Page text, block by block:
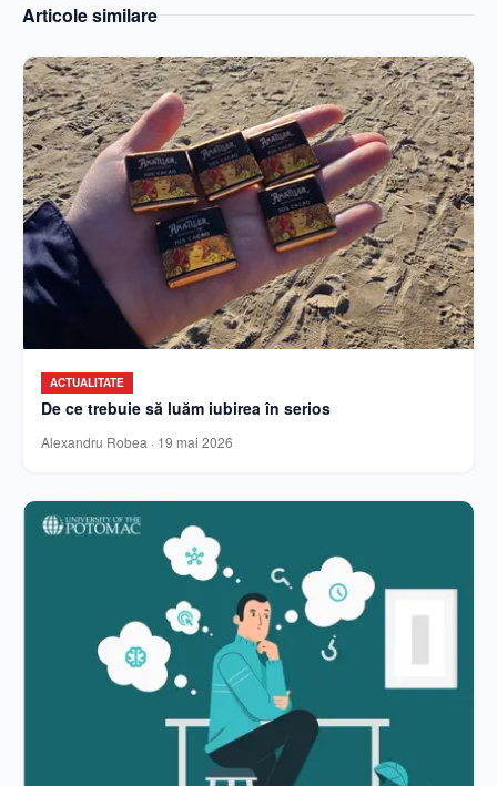
Articole similare
ACTUALITATE
De ce trebuie să luăm iubirea în serios
Alexandru Robea · 19 mai 2026